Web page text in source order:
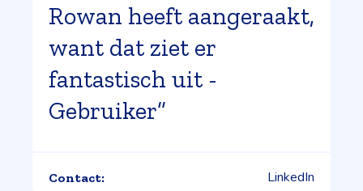
Rowan heeft aangeraakt,
want dat ziet er
fantastisch uit -
Gebruiker”
Contact: LinkedIn